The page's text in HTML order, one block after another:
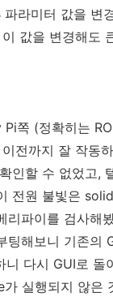
파라미터 값을
값을 변경해도
쪽 (정확히는
전까지 잘 작동
인할 수 없었고,
전원 불빛은
리파이를 검사해
팅해보니 기존의
다시 GUI로 돌
실행되지 않은